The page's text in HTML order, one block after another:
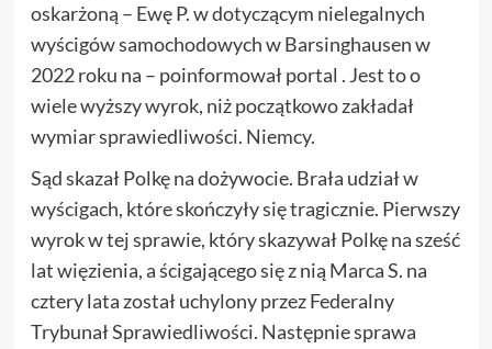
oskarżoną – Ewę P. w dotyczącym nielegalnych
wyścigów samochodowych w Barsinghausen w
2022 roku na – poinformował portal . Jest to o
wiele wyższy wyrok, niż początkowo zakładał
wymiar sprawiedliwości. Niemcy.
Sąd skazał Polkę na dożywocie. Brała udział w
wyścigach, które skończyły się tragicznie. Pierwszy
wyrok w tej sprawie, który skazywał Polkę na sześć
lat więzienia, a ścigającego się z nią Marca S. na
cztery lata został uchylony przez Federalny
Trybunał Sprawiedliwości. Następnie sprawa